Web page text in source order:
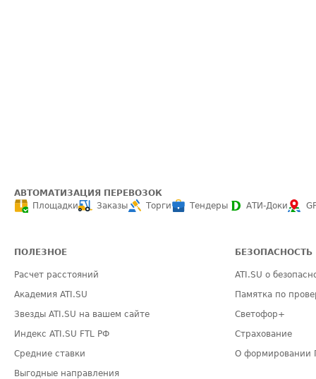
АВТОМАТИЗАЦИЯ ПЕРЕВОЗОК
Площадки
Заказы Торги Тендеры АТИ-Доки
ПОЛЕЗНОЕ
Расчет расстояний
Академия ATI.SU
Звезды ATI.SU на вашем сайте
Индекс ATI.SU FTL РФ
Средние ставки
Выгодные направления
БЕЗОПАСНОСТЬ
ATI.SU о
Памятка по
Светофор+
Страхование
О формировании